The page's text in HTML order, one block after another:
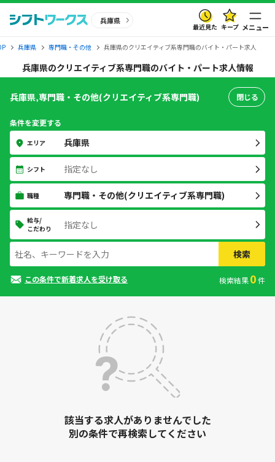
兵庫県
最近見た キープ メニュー
兵庫県 専門職・その他 兵庫県のクリエイティブ系専門職のバイト・パート求人
兵庫県のクリエイティブ系専門職のバイト・パート求人情報
該当する求人がありませんでした
別の条件で再検索してください
兵庫県,専門職・その他(クリエイティブ系専門職) 閉じる
条件を変更する
エリア 兵庫県
シフト 指定なし
職種 専門職・その他(クリエイティブ系専門職)
給与/
こだわり
指定なし
検索
この条件で新着求人を受け取る 検索結果0件